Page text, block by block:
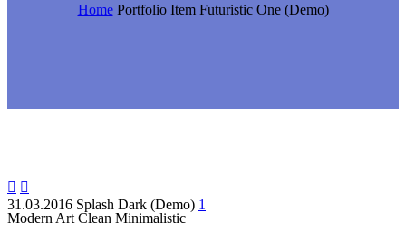
Home Portfolio Item Futuristic One (Demo)
 
31.03.2016 Splash Dark (Demo) 1
Modern Art Clean Minimalistic